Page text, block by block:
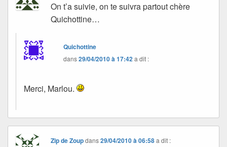
On t’a suivie, on te suivra partout chère
Quichottine…
Quichottine
dans29/04/2010 à 17:42a dit :
Merci, Marlou.
Zip de Zoupdans29/04/2010 à 06:58 a dit :